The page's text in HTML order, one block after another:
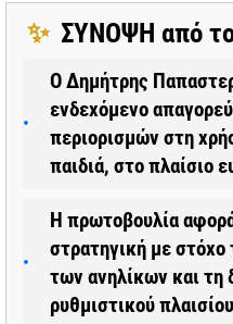
✨ ΣΥΝΟΨΗ από
Ο Δημήτρης
ενδεχόμενο
περιορισμών στη
παιδιά, στο πλαίσιο
Η πρωτοβουλία
στρατηγική με
των ανηλίκων και τη
ρυθμιστικού